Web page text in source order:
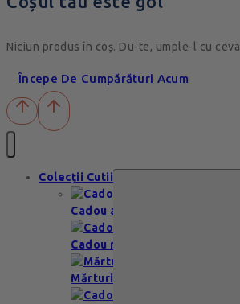
Niciun produs în coș. Du-te, umple-l cu
Începe De Cumpărături Acum
Colecții Cutii
Cadou aniversare
Cadou romantic
Mărturii nuntă & botez